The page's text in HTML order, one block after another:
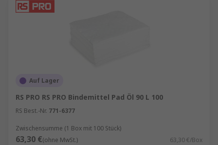
Auf Lager
RS PRO RS PRO Bindemittel Pad Öl 90 L 100
RS Best.-Nr. 771-6377
Zwischensumme (1 Box mit 100 Stück)
63,30 €(ohne MwSt.) 63,30 €/Box